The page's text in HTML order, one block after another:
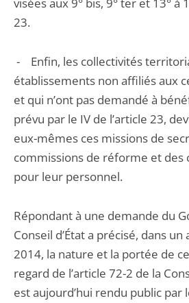
23.
- Enfin, les collectivités
établissements non affiliés aux
et qui n’ont pas demandé à
prévu par le IV de l’article 23,
eux-mêmes ces missions de
commissions de réforme et des
pour leur personnel.
Répondant à une demande du
Conseil d’État a précisé, dans
2014, la nature et la portée de
regard de l’article 72-2 de la
est aujourd’hui rendu public par